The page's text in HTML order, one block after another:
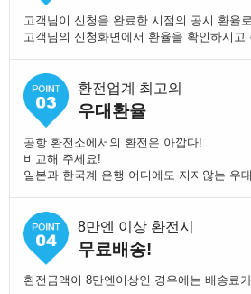
고객님이 신청을 완료한 시점의 공시 환율
고객님의 신청화면에서 환율을 확인하시고
환전업계 최고의
우대환율
공항 환전소에서의 환전은 아깝다!
비교해 주세요!
일본과 한국계 은행 어디에도 지지않는 우
8만엔 이상 환전시
무료배송!
환전금액이 8만엔이상인 경우에는 배송료